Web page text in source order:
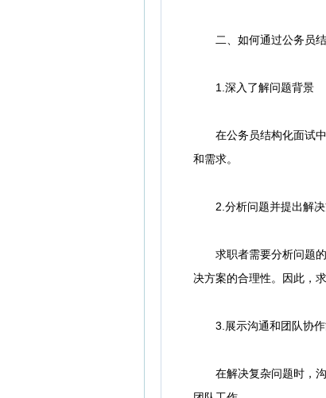
二、如何通过公务员结
1.深入了解问题背景
在公务员结构化面试中
和需求。
2.分析问题并提出解决
求职者需要分析问题的
决方案的合理性。因此，
3.展示沟通和团队协作
在解决复杂问题时，沟